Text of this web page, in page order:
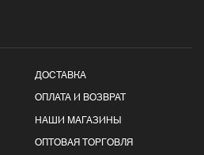
ДОСТАВКА
ОПЛАТА И ВОЗВРАТ
НАШИ МАГАЗИНЫ
ОПТОВАЯ ТОРГОВЛЯ